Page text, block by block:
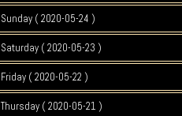
Sunday ( 2020-05-24 )
Saturday ( 2020-05-23 )
Friday ( 2020-05-22 )
Thursday ( 2020-05-21 )